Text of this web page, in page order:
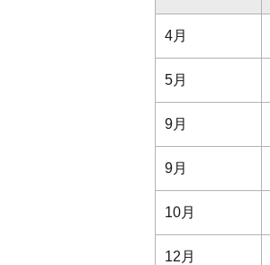
4月
5月
9月
9月
10月
12月